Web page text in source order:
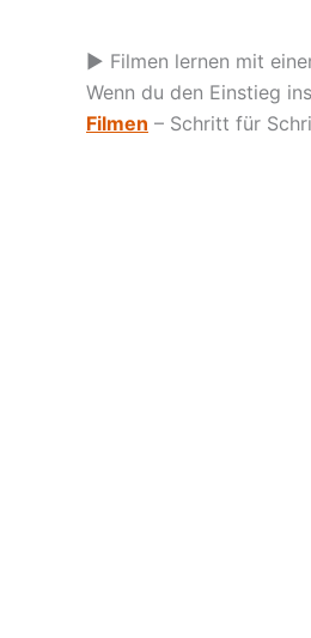
▶️ Filmen lernen mit
Wenn du den Einstieg
Filmen – Schritt für